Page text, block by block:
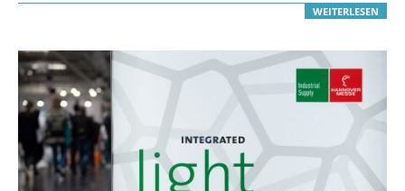
WEITERLESEN